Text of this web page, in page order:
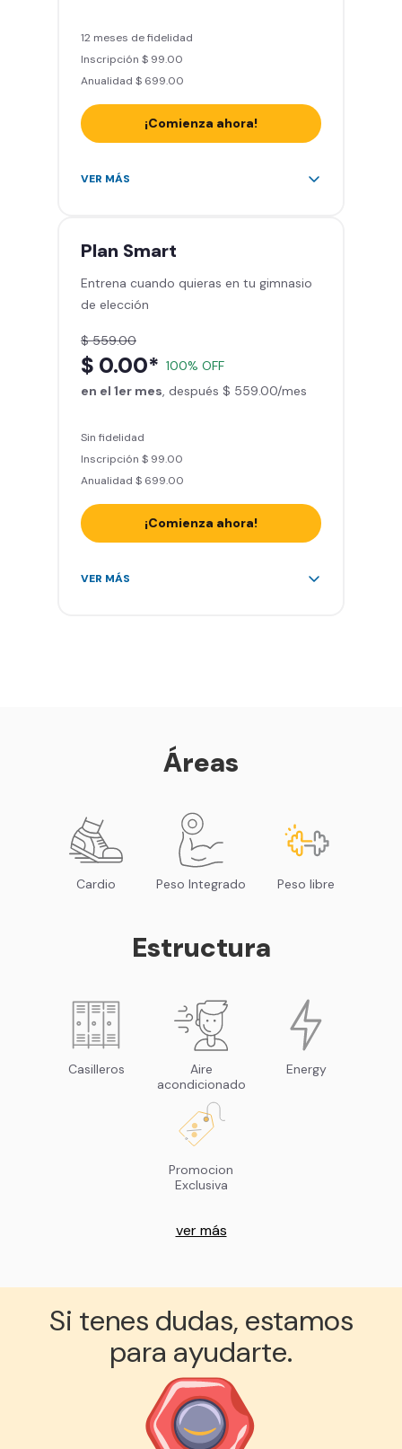
12 meses de fidelidad
Inscripción $ 99.00
Anualidad $ 699.00
¡Comienza ahora!
Acceso ilimitado a + 2.000
Sillones de masaje
Smart Fit App - Tu plan de
entrenamiento personalizado
Smart Fit GO (entrenamientos en
línea) en la app
Acceso a todas las áreas de peso
VER MÁS
Plan Smart
Entrena cuando quieras en tu gimnasio
de elección
$ 559.00
$ 0.00* 100% OFF
en el 1er mes , después $ 559.00/mes
Sin fidelidad
Inscripción $ 99.00
Anualidad $ 699.00
¡Comienza ahora!
Acceso ilimitado a + 2.000
Smart Fit GO (entrenamientos en
línea) en la app
libre e integrado
VER MÁS
Áreas
Cardio Peso Integrado Peso libre
Estructura
Casilleros
Aire
acondicionado
Energy
Promocion
Exclusiva
ver más
Si tenes dudas, estamos
para ayudarte.